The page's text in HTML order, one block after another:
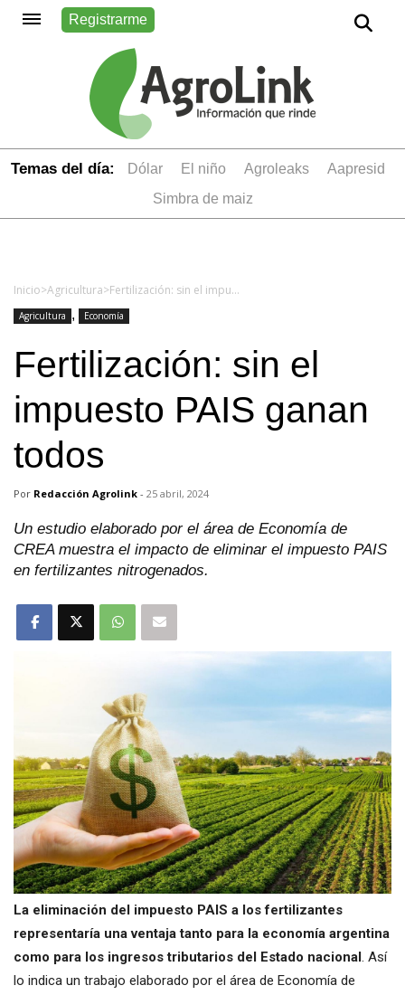
Registrarme
Temas del día: dólar el niño Agroleaks
aapresid
simbra de maiz
Inicio>Agricultura> Fertilización: sin el impuesto PAIS ganan todos
Agricultura , Economía
Fertilización: sin el
impuesto PAIS ganan
todos
Por Redacción Agrolink - 25 abril, 2024
Un estudio elaborado por el área de Economía de
CREA muestra el impacto de eliminar el impuesto PAIS
en fertilizantes nitrogenados.
La eliminación del impuesto PAIS a los fertilizantes
representaría una ventaja tanto para la economía argentina
como para los ingresos tributarios del Estado nacional . Así
lo indica un trabajo elaborado por el área de Economía de